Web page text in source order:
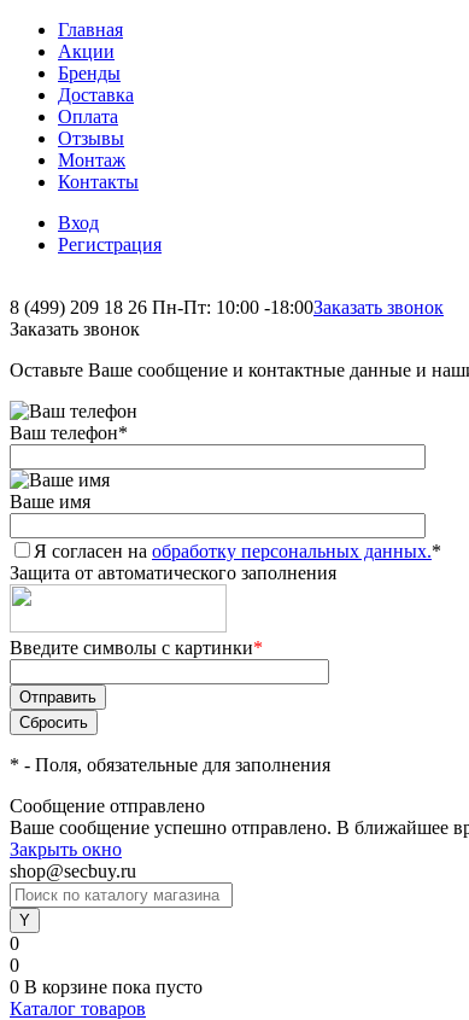
Главная
Акции
Бренды
Доставка
Оплата
Отзывы
Монтаж
Контакты
Вход
Регистрация
8 (499) 209 18 26 Пн-Пт: 10:00 -18:00Заказать звонок
Заказать звонок
Оставьте Ваше сообщение и контактные данные и
Ваш телефон*
Ваше имя
Я согласен на обработку персональных данных.*
Защита от автоматического заполнения
Введите символы с картинки*
* - Поля, обязательные для заполнения
Сообщение отправлено
Ваше сообщение успешно отправлено. В ближайшее
Закрыть окно
shop@secbuy.ru
0
0
0 В корзине пока пусто
Каталог товаров